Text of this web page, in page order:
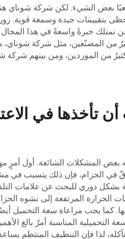
صعبًا بعض الشيء. لكن شركة شوناي
بتقييمات جيدة وسمعة قوية.
نمتلك خبرةً واسعةً في هذا
من المصنّعين، مثل شركة شوناي،
من الموردين، ومن بينهم شركة
تأخذها في
المشكلات الشائعة. أول أمرٍ
في الحزام، فإن ذلك يتسبب في
دوري للبحث عن علامات
الحرارة المرتفعة إلى تشوه
كما يجب مراعاة سعة التحميل
المناسبة أمرٌ بالغ
لذا فإن التنظيف المنتظم